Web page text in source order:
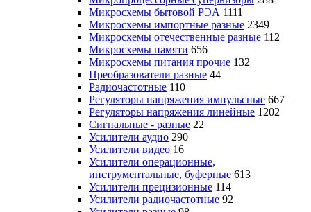
Микросхемы бытовой РЭА 1111
Микросхемы импортные разные 2349
Микросхемы отечественные разные 112
Микросхемы памяти 656
Микросхемы питания прочие 132
Преобразователи разные 44
Радиочастотные 110
Регуляторы напряжения импульсные 667
Регуляторы напряжения линейные 1202
Сигнальные - разные 22
Усилители аудио 290
Усилители видео 16
Усилители операционные,
инструментальные, буферные 613
Усилители прецизионные 114
Усилители радиочастотные 92